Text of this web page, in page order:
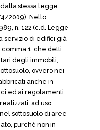
stessa legge
4/2009). Nello
n. 122 (c.d. Legge
servizio di edifici già
comma 1, che detti
degli immobili,
ovvero nei
anche in
ed ai regolamenti
ad uso
sottosuolo di aree
purché non in